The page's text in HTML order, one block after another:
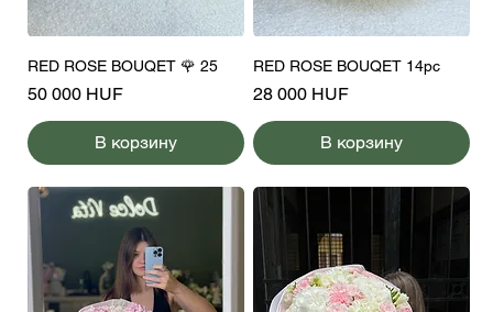
RED ROSE BOUQET 🌹 25
Цена
50 000 HUF
В корзину
RED ROSE BOUQET 14pc
Цена
28 000 HUF
В корзину